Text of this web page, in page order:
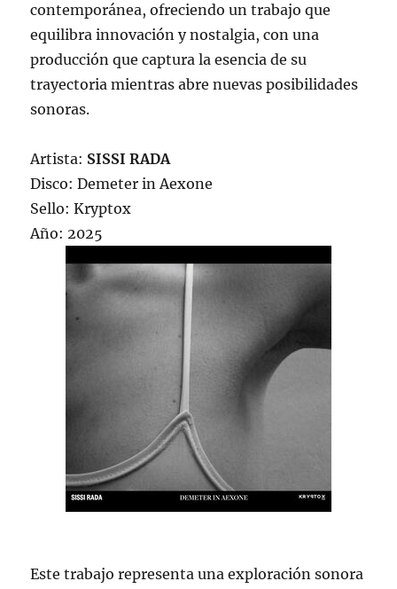
contemporánea, ofreciendo un trabajo que
equilibra innovación y nostalgia, con una
producción que captura la esencia de su
trayectoria mientras abre nuevas posibilidades
sonoras.
Artista: SISSI RADA
Disco: Demeter in Aexone
Sello: Kryptox
Año: 2025
Este trabajo representa una exploración sonora